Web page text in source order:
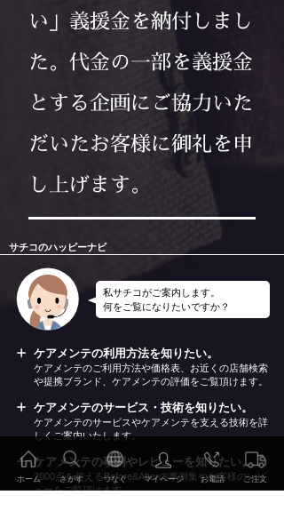
い」義援金を納付しまし
た。代金の一部を義援金
とする企画にご協力いた
だいたお客様に御礼を申
し上げます。
サチコのハッピーナビ
私サチコがご案内します。
何をご覧になりたいですか？
ケアメンテの利用方法を知りたい。
ケアメンテのご利用方法や価格表、お近くの店舗検索
や提携ブランド、ケアメンテの評価をご覧頂けます。
ケアメンテのサービス・技術を知りたい。
ケアメンテのサービスやケアメンテを支える技術を詳
しくご案内いたします。
ケアメンテの事例やレビューを知りたい。
2000点を超えるBefore&Afterの事例集やお客様のレビ
ューをご覧頂けます。
ホーム さがす つなぐ マイページ お電話 ご注文